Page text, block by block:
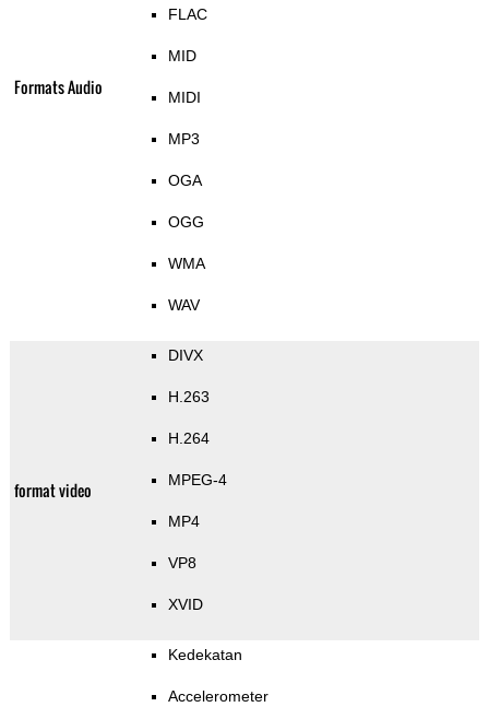
Formats Audio
FLAC
MID
MIDI
MP3
OGA
OGG
WMA
WAV
format video
DIVX
H.263
H.264
MPEG-4
MP4
VP8
XVID
Kedekatan
Accelerometer